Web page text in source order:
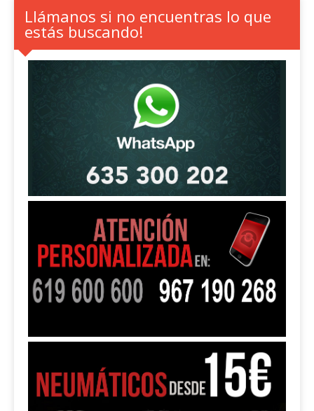
Llámanos si no encuentras lo que
estás buscando!